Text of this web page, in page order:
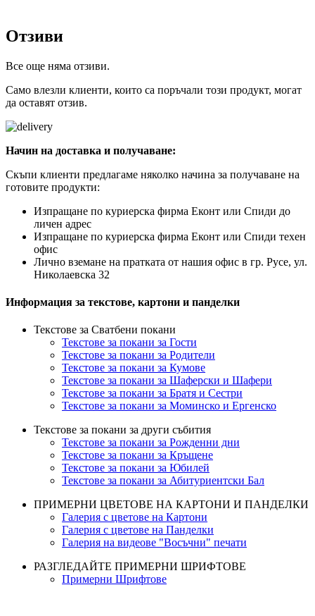
Отзиви
Все още няма отзиви.
Само влезли клиенти, които са поръчали този продукт, могат
да оставят отзив.
Начин на доставка и получаване:
Скъпи клиенти предлагаме няколко начина за получаване на
готовите продукти:
Изпращане по куриерска фирма Еконт или Спиди до
личен адрес
Изпращане по куриерска фирма Еконт или Спиди техен
офис
Лично вземане на пратката от нашия офис в гр. Русе, ул.
Николаевска 32
Информация за текстове, картони и панделки
Текстове за Сватбени покани
Текстове за покани за Гости
Текстове за покани за Родители
Текстове за покани за Кумове
Текстове за покани за Шаферски и Шафери
Текстове за покани за Братя и Сестри
Текстове за покани за Моминско и Ергенско
Текстове за покани за други събития
Текстове за покани за Рожденни дни
Текстове за покани за Кръщене
Текстове за покани за Юбилей
Текстове за покани за Абитуриентски Бал
ПРИМЕРНИ ЦВЕТОВЕ НА КАРТОНИ И ПАНДЕЛКИ
Галерия с цветове на Картони
Галерия с цветове на Панделки
Галерия на видеове "Восъчни" печати
РАЗГЛЕДАЙТЕ ПРИМЕРНИ ШРИФТОВЕ
Примерни Шрифтове